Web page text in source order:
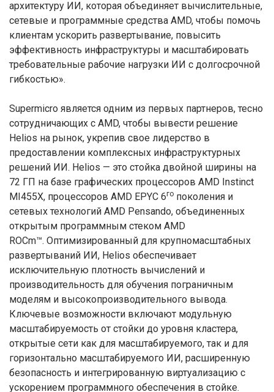
архитектуру ИИ, которая объединяет вычислительные,
сетевые и программные средства AMD, чтобы помочь
клиентам ускорить развертывание, повысить
эффективность инфраструктуры и масштабировать
требовательные рабочие нагрузки ИИ с долгосрочной
гибкостью».
Supermicro является одним из первых партнеров, тесно
сотрудничающих с AMD, чтобы вывести решение
Helios на рынок, укрепив свое лидерство в
предоставлении комплексных инфраструктурных
решений ИИ. Helios — это стойка двойной ширины на
72 ГП на базе графических процессоров AMD Instinct
MI455X, процессоров AMD EPYC 6го поколения и
сетевых технологий AMD Pensando, объединенных
открытым программным стеком AMD
ROCm™. Оптимизированный для крупномасштабных
развертываний ИИ, Helios обеспечивает
исключительную плотность вычислений и
производительность для обучения пограничным
моделям и высокопроизводительного вывода.
Ключевые возможности включают модульную
масштабируемость от стойки до уровня кластера,
открытые сети как для масштабируемого, так и для
горизонтально масштабируемого ИИ, расширенную
безопасность и интегрированную виртуализацию с
ускорением программного обеспечения в стойке.